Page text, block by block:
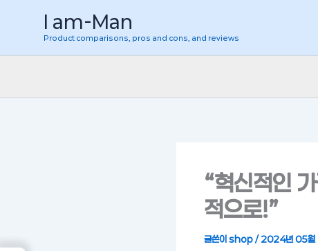
너
I am-Man
Product comparisons, pros and cons, and reviews
“혁신적인
적으로!”
글쓴이 shop/2024년 05월